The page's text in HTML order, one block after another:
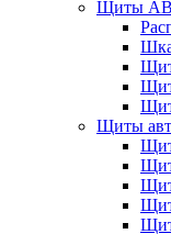
Щиты
Щиты